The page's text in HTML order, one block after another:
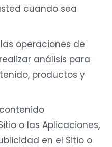
cuando sea
operaciones de
análisis para
productos y
o las Aplicaciones,
en el Sitio o